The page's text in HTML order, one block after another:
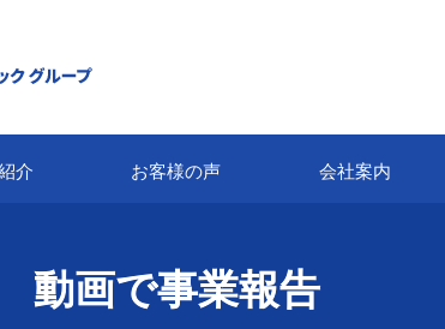
介 お客様の声 会社案内
動画で事業報告